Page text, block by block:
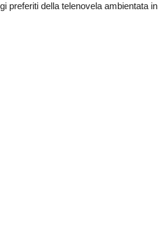
preferiti della telenovela ambientata in